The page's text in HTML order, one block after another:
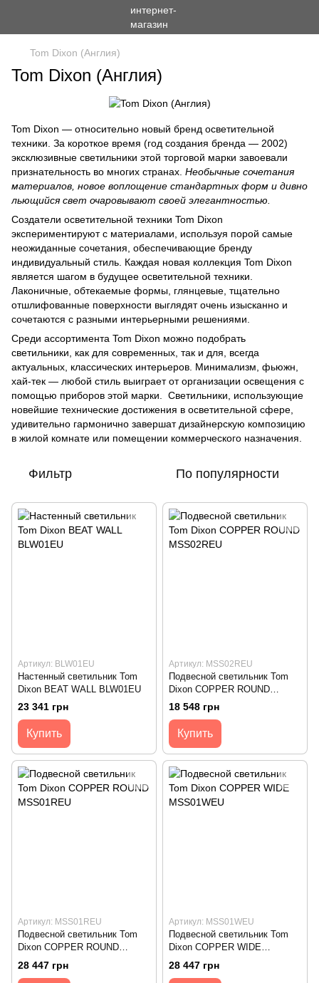
Tom Dixon (Англия)
Tom Dixon (Англия)
Tom Dixon — относительно новый бренд осветительной
техники. За короткое время (год создания бренда — 2002)
эксклюзивные светильники этой торговой марки завоевали
признательность во многих странах. Необычные сочетания
материалов, новое воплощение стандартных форм и дивно
льющийся свет очаровывают своей элегантностью.
Создатели осветительной техники Tom Dixon
экспериментируют с материалами, используя порой самые
неожиданные сочетания, обеспечивающие бренду
индивидуальный стиль. Каждая новая коллекция Tom Dixon
является шагом в будущее осветительной техники.
Лаконичные, обтекаемые формы, глянцевые, тщательно
отшлифованные поверхности выглядят очень изысканно и
сочетаются с разными интерьерными решениями.
Среди ассортимента Tom Dixon можно подобрать
светильники, как для современных, так и для, всегда
актуальных, классических интерьеров. Минимализм, фьюжн,
хай-тек — любой стиль выиграет от организации освещения с
помощью приборов этой марки. Светильники, использующие
новейшие технические достижения в осветительной сфере,
удивительно гармонично завершат дизайнерскую композицию
в жилой комнате или помещении коммерческого назначения.
Фильтр По популярности
Артикул: BLW01EU
Настенный светильник Tom
Dixon BEAT WALL BLW01EU
23 341 грн
Купить
Артикул: MSS02REU
Подвесной светильник Tom
Dixon COPPER ROUND
MSS02REU
18 548 грн
Купить
Артикул: MSS01REU
Подвесной светильник Tom
Dixon COPPER ROUND
MSS01REU
28 447 грн
Артикул: MSS01WEU
Подвесной светильник Tom
Dixon COPPER WIDE
MSS01WEU
28 447 грн